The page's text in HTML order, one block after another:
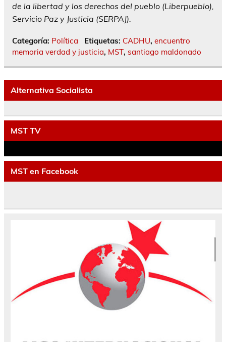
de la libertad y los derechos del pueblo (Liberpueblo),
Servicio Paz y Justicia (SERPAJ).
Categoría: Política Etiquetas: CADHU, encuentro
memoria verdad y justicia, MST, santiago maldonado
Alternativa Socialista
MST TV
MST en Facebook